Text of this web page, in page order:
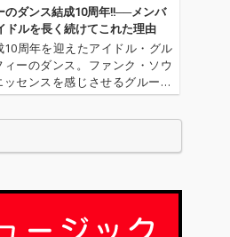
のダンス結成10周年!!──メンバ
ドルを長く続けてこれた理由
10周年を迎えたアイドル・グル
ーのダンス。ファンク・ソウ
センスを感じさせるグルーヴ
にこれまで活動してきた彼女